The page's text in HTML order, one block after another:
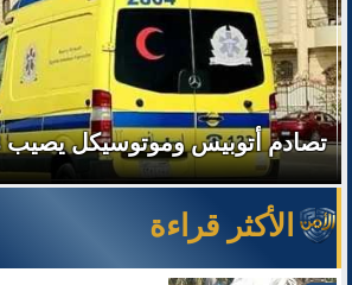
تصادم أتوبيس وموتوسيكل يصيب 3 أشخاص بالبلينا
الأكثر قراءة